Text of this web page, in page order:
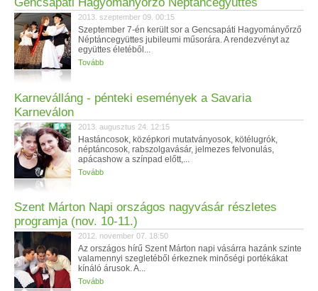
2013. szeptember 09. 00:15
Szeptember 7-én került sor a Gencsapáti Hagyományőrző
Néptáncegyüttes jubileumi műsorára. A rendezvényt az
együttes életéből...
Tovább
Karneválláng - pénteki események a Savaria
Karneválon
2013. augusztus 24. 12:15
Hastáncosok, középkori mutatványosok, kötélugrók,
néptáncosok, rabszolgavásár, jelmezes felvonulás,
apácashow a színpad előtt,...
Tovább
Szent Márton Napi országos nagyvásár részletes
programja (nov. 10-11.)
2012. november 07. 18:50
Az országos hírű Szent Márton napi vásárra hazánk szinte
valamennyi szegletéből érkeznek minőségi portékákat
kínáló árusok. A...
Tovább